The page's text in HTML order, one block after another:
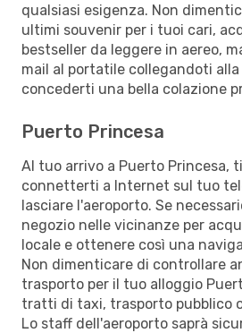
qualsiasi esigenza. Non
ultimi souvenir per i tuoi cari,
bestseller da leggere in aereo,
mail al portatile collegandoti
concederti una bella colazione
Puerto Princesa
Al tuo arrivo a Puerto Princesa,
connetterti a Internet sul tuo
lasciare l'aeroporto. Se
negozio nelle vicinanze per
locale e ottenere così una
Non dimenticare di controllare
trasporto per il tuo alloggio
tratti di taxi, trasporto pubblico
Lo staff dell'aeroporto saprà